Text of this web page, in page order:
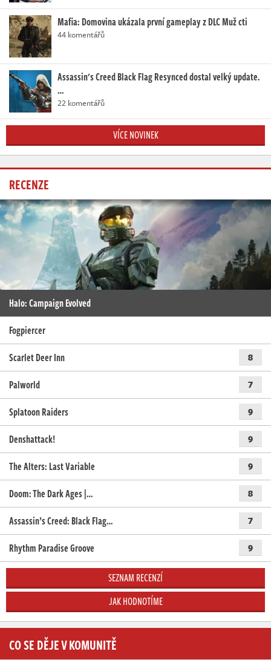
Mafia: Domovina ukázala první gameplay z DLC Muž cti
44 komentářů
Assassin's Creed Black Flag Resynced dostal velký update.
…
22 komentářů
VÍCE NOVINEK
RECENZE
Halo: Campaign Evolved
Fogpiercer
Scarlet Deer Inn
8
Palworld 7
Splatoon Raiders 9
Denshattack! 9
The Alters: Last Variable 9
Doom: The Dark Ages |… 8
Assassin’s Creed: Black Flag… 7
Rhythm Paradise Groove 9
SEZNAM RECENZÍ
JAK HODNOTÍME
CO SE DĚJE V KOMUNITĚ